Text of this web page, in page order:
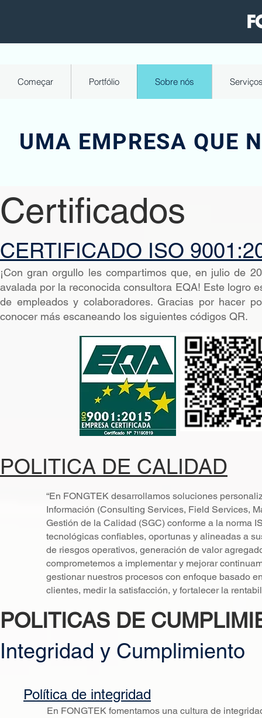
UMA EMPRESA QUE
Certificados
CERTIFICADO ISO
¡Con gran orgullo les compartimos que, en julio de
avalada por la reconocida consultora EQA! Este logro
de empleados y colaboradores. Gracias por hacer
conocer más escaneando los siguientes códigos QR.
POLITICA DE CALIDAD
“En FONGTEK desarrollamos soluciones
Información (Consulting Services, Field Services,
Gestión de la Calidad (SGC) conforme a la norma
tecnológicas confiables, oportunas y alineadas a
de riesgos operativos, generación de valor
comprometemos a implementar y mejorar
gestionar nuestros procesos con enfoque basado
clientes, medir la satisfacción, y fortalecer la
POLITICAS DE
Integridad y Cumplimiento
Política de integridad
En FONGTEK fomentamos una cultura de
Começar Portfólio Sobre nós